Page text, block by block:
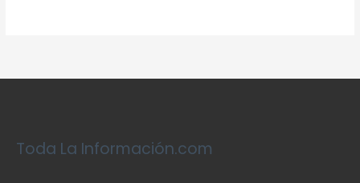
Toda La Información.com